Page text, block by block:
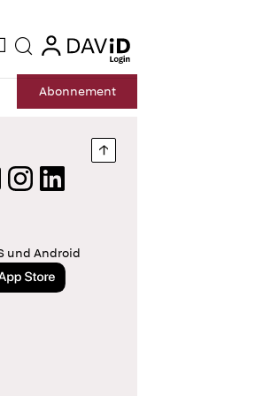
Suche login
Abonnement
Nach oben springen
Instagram
LinkedIn
und Android
im App Store